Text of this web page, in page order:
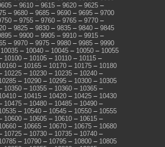
– 9610 – 9615 – 9620 – 9625 –
– 9680 – 9685 – 9690 – 9695 – 9700
– 9755 – 9760 – 9765 – 9770 –
– 9825 – 9830 – 9835 – 9840 – 9845
– 9900 – 9905 – 9910 – 9915 –
– 9970 – 9975 – 9980 – 9985 – 9990
10035 – 10040 – 10045 – 10050 – 10055
10100 – 10105 – 10110 – 10115 –
– 10165 – 10170 – 10175 – 10180
10225 – 10230 – 10235 – 10240 –
– 10290 – 10295 – 10300 – 10305
10350 – 10355 – 10360 – 10365 –
– 10415 – 10420 – 10425 – 10430
10475 – 10480 – 10485 – 10490 –
– 10540 – 10545 – 10550 – 10555
10600 – 10605 – 10610 – 10615 –
– 10665 – 10670 – 10675 – 10680
10725 – 10730 – 10735 – 10740 –
– 10790 – 10795 – 10800 – 10805